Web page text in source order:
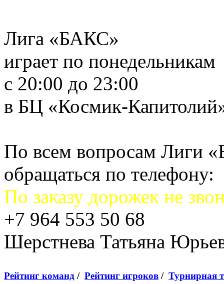
Лига «БАКС»
играет по понедельникам
с 20:00 до 23:00
в БЦ «Космик-
По всем вопросам Лиги
обращаться по телефону:
По заказу дорожек не
+7 964 553 50 68
Шерстнева Татьяна
Рейтинг команд / Рейтинг игроков / Турнирная